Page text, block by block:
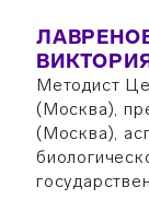
Методист
(Москва),
(Москва),